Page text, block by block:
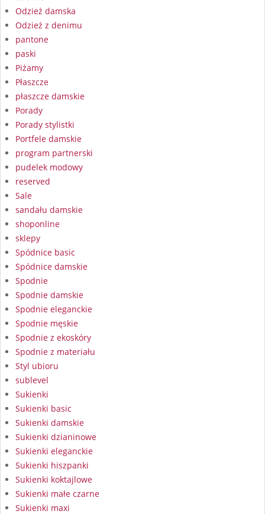
Odzież damska
Odzież z denimu
pantone
paski
Piżamy
Płaszcze
płaszcze damskie
Porady
Porady stylistki
Portfele damskie
program partnerski
pudelek modowy
reserved
Sale
sandału damskie
shoponline
sklepy
Spódnice basic
Spódnice damskie
Spodnie
Spodnie damskie
Spodnie eleganckie
Spodnie męskie
Spodnie z ekoskóry
Spodnie z materiału
Styl ubioru
sublevel
Sukienki
Sukienki basic
Sukienki damskie
Sukienki dzianinowe
Sukienki eleganckie
Sukienki hiszpanki
Sukienki koktajlowe
Sukienki małe czarne
Sukienki maxi